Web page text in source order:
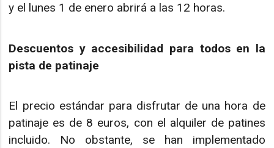
y el lunes 1 de enero abrirá a las 12 horas.
Descuentos y accesibilidad para todos en la
pista de patinaje
El precio estándar para disfrutar de una hora de
patinaje es de 8 euros, con el alquiler de patines
incluido. No obstante, se han implementado